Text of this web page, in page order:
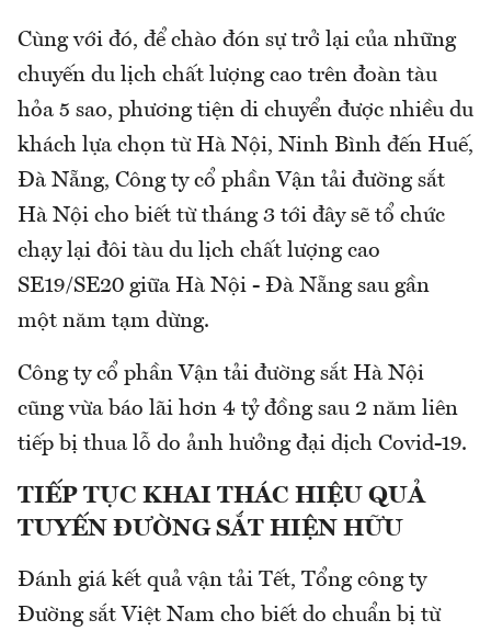
Cùng với đó, để chào đón sự trở lại của những
chuyến du lịch chất lượng cao trên đoàn tàu
hỏa 5 sao, phương tiện di chuyển được nhiều du
khách lựa chọn từ Hà Nội, Ninh Bình đến Huế,
Đà Nẵng, Công ty cổ phần Vận tải đường sắt
Hà Nội cho biết từ tháng 3 tới đây sẽ tổ chức
chạy lại đôi tàu du lịch chất lượng cao
SE19/SE20 giữa Hà Nội - Đà Nẵng sau gần
một năm tạm dừng.
Công ty cổ phần Vận tải đường sắt Hà Nội
cũng vừa báo lãi hơn 4 tỷ đồng sau 2 năm liên
tiếp bị thua lỗ do ảnh hưởng đại dịch Covid-19.
TIẾP TỤC KHAI THÁC HIỆU QUẢ
TUYẾN ĐƯỜNG SẮT HIỆN HỮU
Đánh giá kết quả vận tải Tết, Tổng công ty
Đường sắt Việt Nam cho biết do chuẩn bị từ